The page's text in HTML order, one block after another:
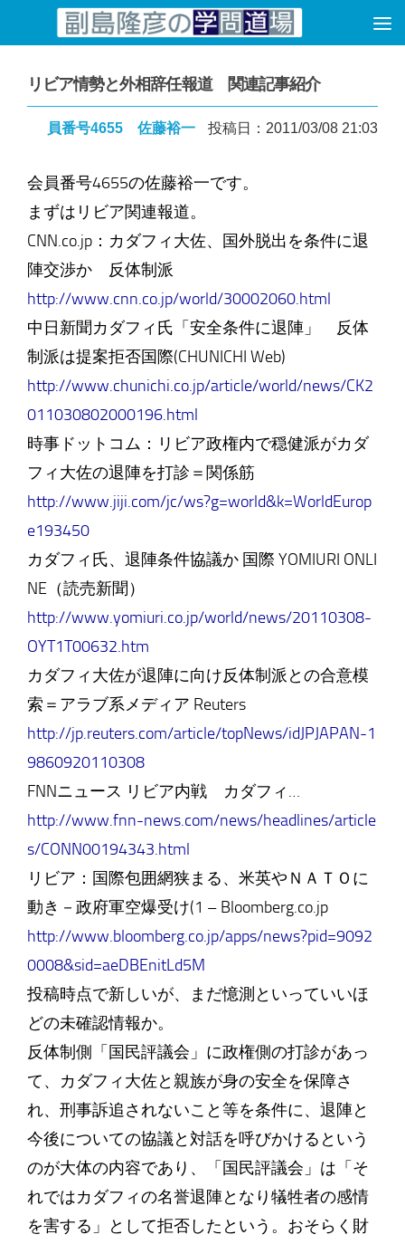
コンテンツへスキップ
リビア情勢と外相辞任報道 関連記事紹介
員番号4655 佐藤裕一 投稿日：2011/03/08 21:03
会員番号4655の佐藤裕一です。
まずはリビア関連報道。
CNN.co.jp：カダフィ大佐、国外脱出を条件に退
陣交渉か 反体制派
http://www.cnn.co.jp/world/30002060.html
中日新聞カダフィ氏「安全条件に退陣」 反体
制派は提案拒否国際(CHUNICHI Web)
http://www.chunichi.co.jp/article/world/news/CK2
011030802000196.html
時事ドットコム：リビア政権内で穏健派がカダ
フィ大佐の退陣を打診＝関係筋
http://www.jiji.com/jc/ws?g=world&k=WorldEurop
e193450
カダフィ氏、退陣条件協議か 国際 YOMIURI ONLI
NE（読売新聞）
http://www.yomiuri.co.jp/world/news/20110308-
OYT1T00632.htm
カダフィ大佐が退陣に向け反体制派との合意模
索＝アラブ系メディア Reuters
http://jp.reuters.com/article/topNews/idJPJAPAN-1
9860920110308
FNNニュース リビア内戦 カダフィ…
http://www.fnn-news.com/news/headlines/article
s/CONN00194343.html
リビア：国際包囲網狭まる、米英やＮＡＴＯに
動き－政府軍空爆受け(1 – Bloomberg.co.jp
http://www.bloomberg.co.jp/apps/news?pid=9092
0008&sid=aeDBEnitLd5M
投稿時点で新しいが、まだ憶測といっていいほ
どの未確認情報か。
反体制側「国民評議会」に政権側の打診があっ
て、カダフィ大佐と親族が身の安全を保障さ
れ、刑事訴追されないこと等を条件に、退陣と
今後についての協議と対話を呼びかけるという
のが大体の内容であり、「国民評議会」は「そ
れではカダフィの名誉退陣となり犠牲者の感情
を害する」として拒否したという。おそらく財